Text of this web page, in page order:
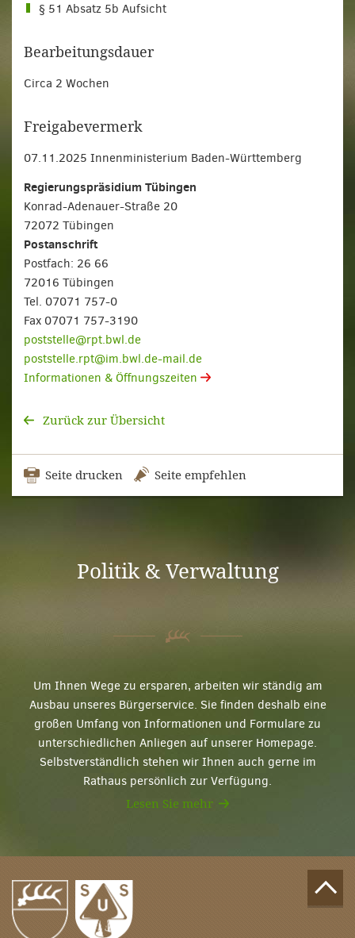
§ 51 Absatz 5b Aufsicht
Bearbeitungsdauer
Circa 2 Wochen
Freigabevermerk
07.11.2025 Innenministerium Baden-Württemberg
Regierungspräsidium Tübingen
Konrad-Adenauer-Straße 20
72072 Tübingen
Postanschrift
Postfach: 26 66
72016 Tübingen
Tel. 07071 757-0
Fax 07071 757-3190
poststelle@rpt.bwl.de
poststelle.rpt@im.bwl.de-mail.de
Informationen & Öffnungszeiten
Zurück zur Übersicht
Seite drucken Seite empfehlen
Politik & Verwaltung
Um Ihnen Wege zu ersparen, arbeiten wir ständig am
Ausbau unseres Bürgerservice. Sie finden deshalb eine
großen Umfang von Informationen und Formulare zu
unterschiedlichen Anliegen auf unserer Homepage.
Selbstverständlich stehen wir Ihnen auch gerne im
Rathaus persönlich zur Verfügung.
Lesen Sie mehr